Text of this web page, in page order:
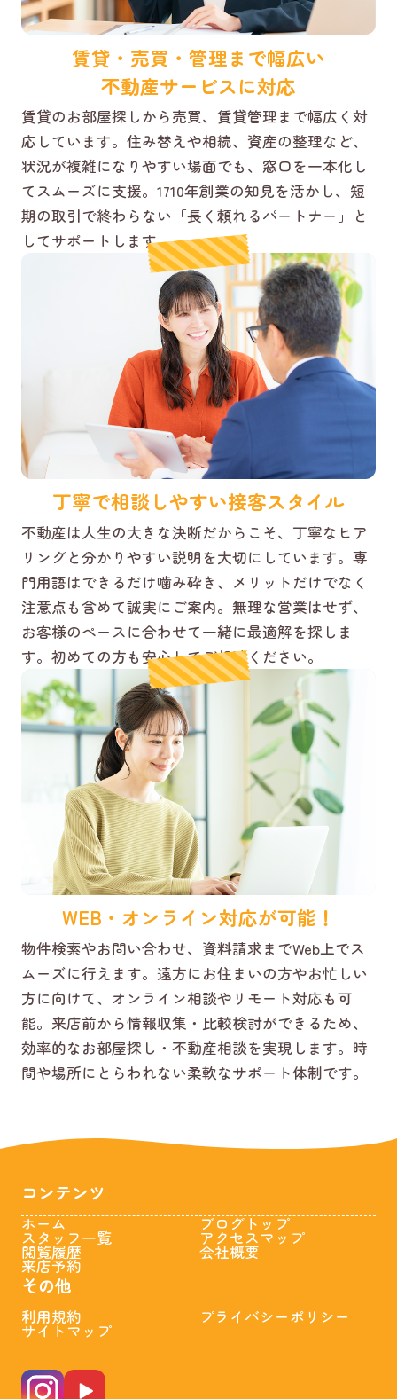
賃貸・売買・管理まで幅広い
不動産サービスに対応
賃貸のお部屋探しから売買、賃貸管理まで幅広く対
応しています。住み替えや相続、資産の整理など、
状況が複雑になりやすい場面でも、窓口を一本化し
てスムーズに支援。1710年創業の知見を活かし、短
期の取引で終わらない「長く頼れるパートナー」と
してサポートします。
丁寧で相談しやすい接客スタイル
不動産は人生の大きな決断だからこそ、丁寧なヒア
リングと分かりやすい説明を大切にしています。専
門用語はできるだけ噛み砕き、メリットだけでなく
注意点も含めて誠実にご案内。無理な営業はせず、
お客様のペースに合わせて一緒に最適解を探しま
す。初めての方も安心してご相談ください。
WEB・オンライン対応が可能！
物件検索やお問い合わせ、資料請求までWeb上でス
ムーズに行えます。遠方にお住まいの方やお忙しい
方に向けて、オンライン相談やリモート対応も可
能。来店前から情報収集・比較検討ができるため、
効率的なお部屋探し・不動産相談を実現します。時
間や場所にとらわれない柔軟なサポート体制です。
コンテンツ
ホーム
スタッフ一覧
閲覧履歴
来店予約
ブログトップ
アクセスマップ
会社概要
その他
利用規約
サイトマップ
プライバシーポリシー